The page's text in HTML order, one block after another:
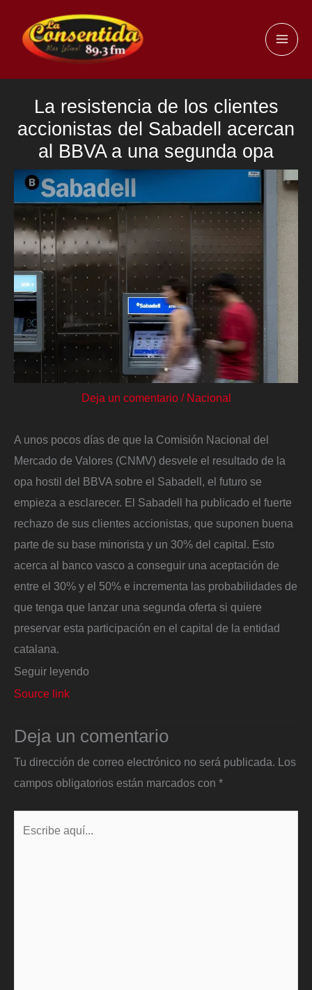
contenido
La resistencia de los clientes
accionistas del Sabadell acercan
al BBVA a una segunda opa
Deja un comentario / Nacional
A unos pocos días de que la Comisión Nacional del
Mercado de Valores (CNMV) desvele el resultado de la
opa hostil del BBVA sobre el Sabadell, el futuro se
empieza a esclarecer. El Sabadell ha publicado el fuerte
rechazo de sus clientes accionistas, que suponen buena
parte de su base minorista y un 30% del capital. Esto
acerca al banco vasco a conseguir una aceptación de
entre el 30% y el 50% e incrementa las probabilidades de
que tenga que lanzar una segunda oferta si quiere
preservar esta participación en el capital de la entidad
catalana.
Seguir leyendo
Source link
Deja un comentario
Tu dirección de correo electrónico no será publicada. Los
campos obligatorios están marcados con *